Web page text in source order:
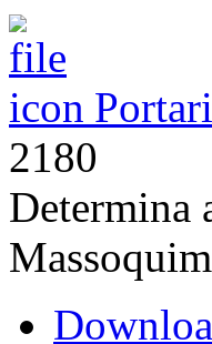
2180
Determina